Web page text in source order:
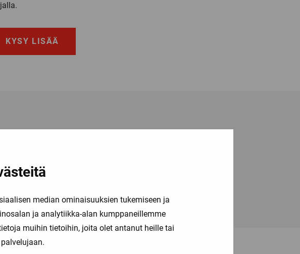
median ominaisuuksien tukemiseen ja
ja analytiikka-alan kumppaneillemme
muihin tietoihin, joita olet antanut heille tai
KYSY LISÄÄ